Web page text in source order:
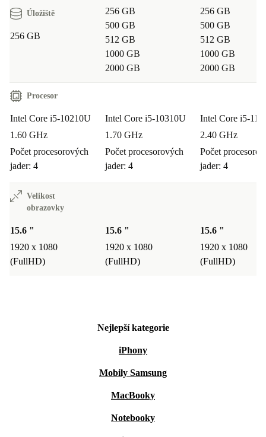
Úložiště
256 GB
256 GB
500 GB
512 GB
1000 GB
2000 GB
256 GB
500 GB
512 GB
1000 GB
2000 GB
Procesor
Intel Core i5-10210U
1.60 GHz
Počet procesorových
jader: 4
Intel Core i5-10310U
1.70 GHz
Počet procesorových
jader: 4
Intel Core i5-
2.40 GHz
Počet
jader: 4
Velikost
obrazovky
15.6 "
1920 x 1080
(FullHD)
15.6 "
1920 x 1080
(FullHD)
15.6 "
1920 x 1080
(FullHD)
Nejlepší kategorie
iPhony
Mobily Samsung
MacBooky
Notebooky